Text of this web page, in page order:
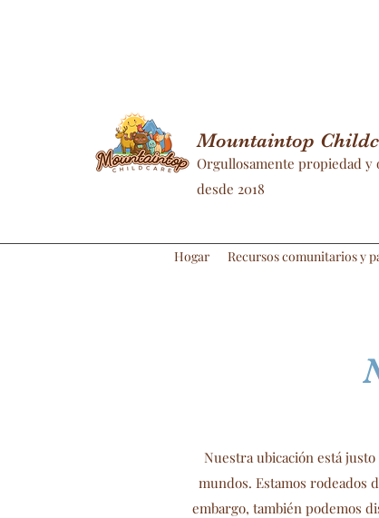
Mountaintop
Orgullosamente propiedad
desde 2018
Hogar Recursos comunitarios y
Nuestra ubicación está
mundos. Estamos rodeados
embargo, también podemos